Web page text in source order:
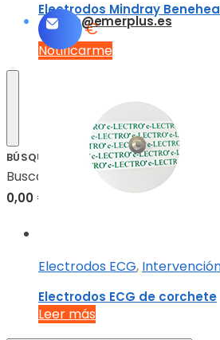
info@emerplus.es
BÚSQUEDA
Buscar:
0,00 €
Electrodos Mindray
52,00€
Notificarme
Electrodos ECG,
Electrodos ECG de corchete
Leer más